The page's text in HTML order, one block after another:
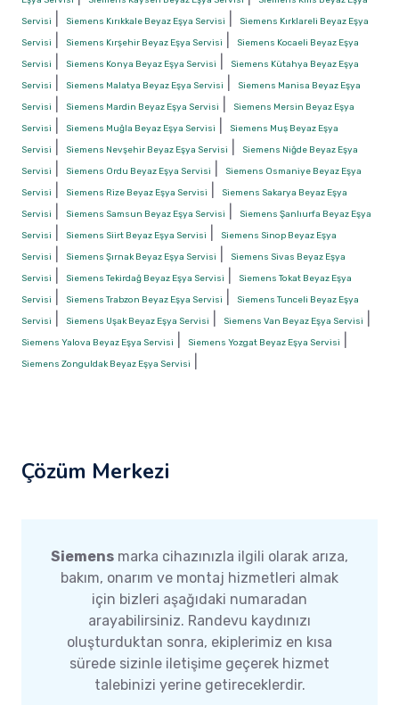
Servisi
Siemens Kırıkkale Beyaz Eşya Servisi
Siemens Kırklareli Beyaz Eşya
Servisi
Siemens Kırşehir Beyaz Eşya Servisi
Siemens Kocaeli Beyaz Eşya
Servisi
Siemens Konya Beyaz Eşya Servisi
Siemens Kütahya Beyaz Eşya
Servisi
Siemens Malatya Beyaz Eşya Servisi
Siemens Manisa Beyaz Eşya
Servisi
Siemens Mardin Beyaz Eşya Servisi
Siemens Mersin Beyaz Eşya
Servisi
Siemens Muğla Beyaz Eşya Servisi
Siemens Muş Beyaz Eşya
Servisi
Siemens Nevşehir Beyaz Eşya Servisi
Siemens Niğde Beyaz Eşya
Servisi
Siemens Ordu Beyaz Eşya Servisi
Siemens Osmaniye Beyaz Eşya
Servisi
Siemens Rize Beyaz Eşya Servisi
Siemens Sakarya Beyaz Eşya
Servisi
Siemens Samsun Beyaz Eşya Servisi
Siemens Şanlıurfa Beyaz Eşya
Servisi
Siemens Siirt Beyaz Eşya Servisi
Siemens Sinop Beyaz Eşya
Servisi
Siemens Şırnak Beyaz Eşya Servisi
Siemens Sivas Beyaz Eşya
Servisi
Siemens Tekirdağ Beyaz Eşya Servisi
Siemens Tokat Beyaz Eşya
Servisi
Siemens Trabzon Beyaz Eşya Servisi
Siemens Tunceli Beyaz Eşya
Servisi
Siemens Uşak Beyaz Eşya Servisi Siemens Van Beyaz Eşya Servisi
Siemens Yalova Beyaz Eşya Servisi Siemens Yozgat Beyaz Eşya Servisi
Siemens Zonguldak Beyaz Eşya Servisi
Çözüm Merkezi
Siemens marka cihazınızla ilgili olarak arıza,
bakım, onarım ve montaj hizmetleri almak
için bizleri aşağıdaki numaradan
arayabilirsiniz. Randevu kaydınızı
oluşturduktan sonra, ekiplerimiz en kısa
sürede sizinle iletişime geçerek hizmet
talebinizi yerine getireceklerdir.